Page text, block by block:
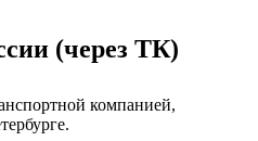
(через ТК)
компанией,